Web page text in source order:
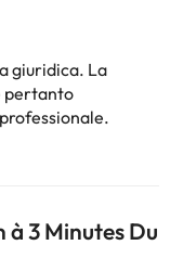
16 km dalla
al
un host privato
pagamento. Puoi
giuridica. La
pertanto
à 3 Minutes Du